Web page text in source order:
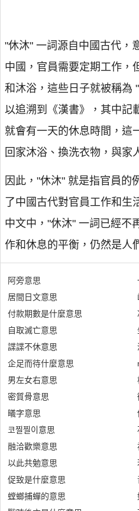
"休沐" 一詞源自中國古代，
中國，官員需要定期工作，
和沐浴，這些日子就被稱為
以追溯到《漢書》，其中記
就會有一天的休息時間，這
回家沐浴、換洗衣物，與家
因此，"休沐" 就是指官員的
了中國古代對官員工作和
中文中，"休沐" 一詞已經
作和休息的平衡，仍然是人
阿旁意思
居間日文意思
付款期數是什麼意思
自取滅亡意思
諜諜不休意思
企足而待什麼意思
男左女右意思
密質骨意思
㬢字意思
코찔찔이意思
融洽歡樂意思
以此共勉意思
促致是什麼意思
螳螂捕蟬的意思